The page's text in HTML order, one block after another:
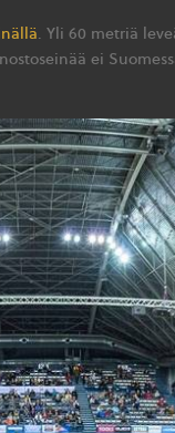
. Yli 60 metriä
ei